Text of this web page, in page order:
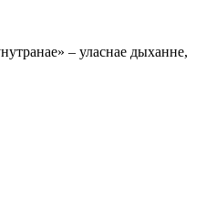
– уласнае дыханне,